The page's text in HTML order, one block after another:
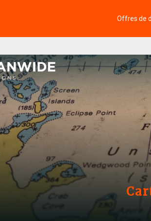
Offres de